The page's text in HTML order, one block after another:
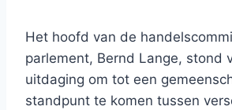
Het hoofd van de
parlement, Bernd Lange, stond
uitdaging om tot een
standpunt te komen tussen